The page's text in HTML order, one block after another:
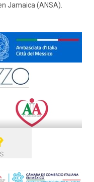
Jamaica (ANSA).